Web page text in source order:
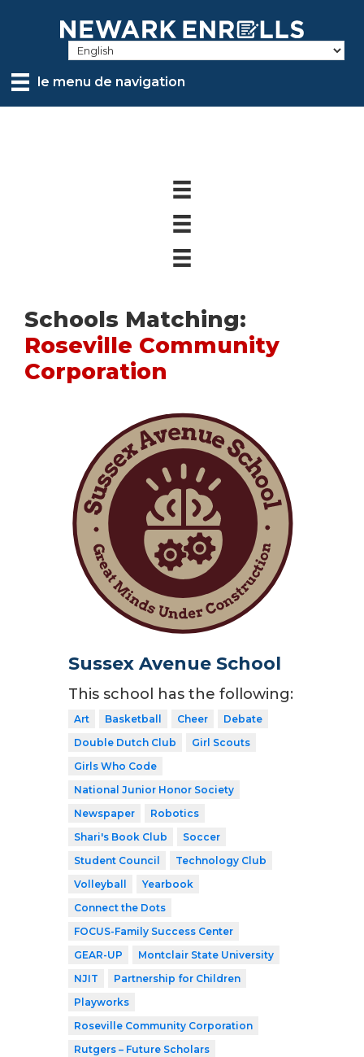
contentle menu de navigation
Schools Matching:
Roseville Community
Corporation
Sussex Avenue School
This school has the following:
Art Basketball Cheer
Debate
Double Dutch Club
Girl Scouts
Girls Who Code
National Junior Honor Society
Newspaper
Robotics
Shari's Book Club
Soccer
Student Council
Technology Club
Volleyball
Yearbook
Connect the Dots
FOCUS-Family Success Center
GEAR-UP
Montclair State University
NJIT
Partnership for Children
Playworks
Roseville Community Corporation
Rutgers – Future Scholars